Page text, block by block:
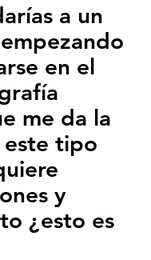
a un
en el
me da la
tipo
y
¿esto es